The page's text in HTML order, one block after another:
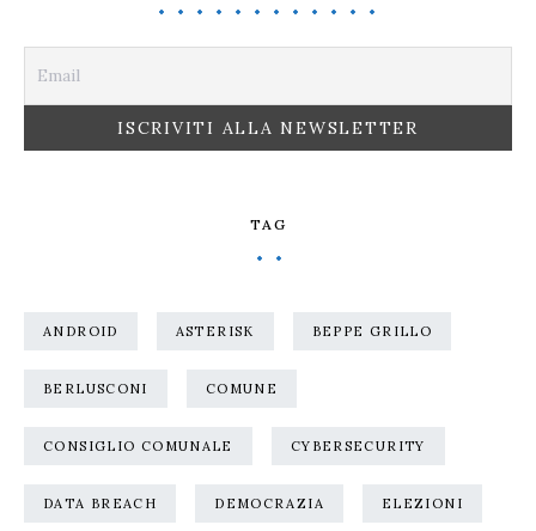
TAG
ANDROID ASTERISK BEPPE GRILLO
BERLUSCONI COMUNE
CONSIGLIO COMUNALE CYBERSECURITY
DATA BREACH DEMOCRAZIA ELEZIONI